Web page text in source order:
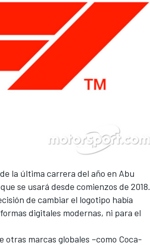
la última carrera del año en Abu
se usará desde comienzos de 2018.
de cambiar el logotipo había
digitales modernas, ni para el
otras marcas globales –como Coca-